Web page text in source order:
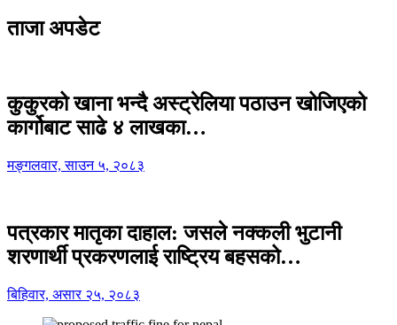
ताजा अपडेट
कुकुरको खाना भन्दै अस्ट्रेलिया पठाउन खोजिएको
कार्गोबाट साढे ४ लाखका…
मङ्गलवार, साउन ५, २०८३
पत्रकार मातृका दाहाल: जसले नक्कली भुटानी
शरणार्थी प्रकरणलाई राष्ट्रिय बहसको…
बिहिवार, असार २५, २०८३